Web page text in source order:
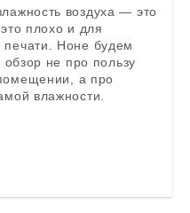
воздуха — это
плохо и для
печати. Ноне будем
обзор не про пользу
а про
влажности.